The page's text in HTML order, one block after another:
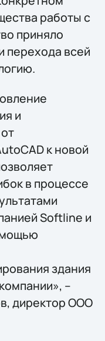
работы с
приняло
перехода всей
и
к новой
в процессе
Softline и
здания
–
директор ООО